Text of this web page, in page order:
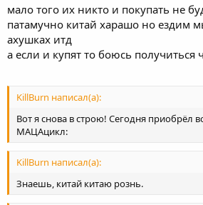
мало того их никто и покупать не
патамучно китай харашо но ездим
ахушках итд
а если и купят то боюсь получиться
KillBurn написал(а):
Вот я снова в строю! Сегодня приобрёл
МАЦАцикл:
KillBurn написал(а):
Знаешь, китай китаю рознь.